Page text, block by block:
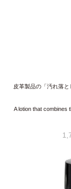
皮革製品の「汚れ落
A lotion that